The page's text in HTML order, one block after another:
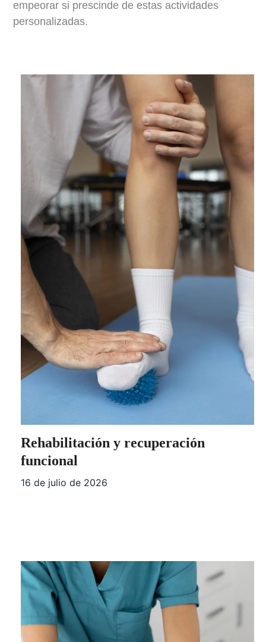
empeorar si prescinde de estas actividades
personalizadas.
Rehabilitación y recuperación
funcional
16 de julio de 2026